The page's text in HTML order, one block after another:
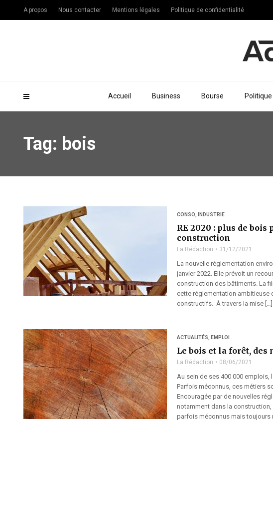
Accueil Business Bourse Politique
A propos Nous contacter Mentions légales Politique de confidentialité
Tag: bois
CONSO INDUSTRIE
RE 2020 : plus de
construction
La Rédaction 31/12/2021
La nouvelle réglementation
janvier 2022. Elle prévoit un
construction des bâtiments. La
cette réglementation ambitieuse
constructifs. À travers la mise […]
ACTUALITÉS EMPLOI
Le bois et la forêt, des
La Rédaction 08/06/2021
Au sein de ses 400 000
Parfois méconnus, ces métiers
Encouragée par de nouvelles
notamment dans la
parfois méconnus mais toujours